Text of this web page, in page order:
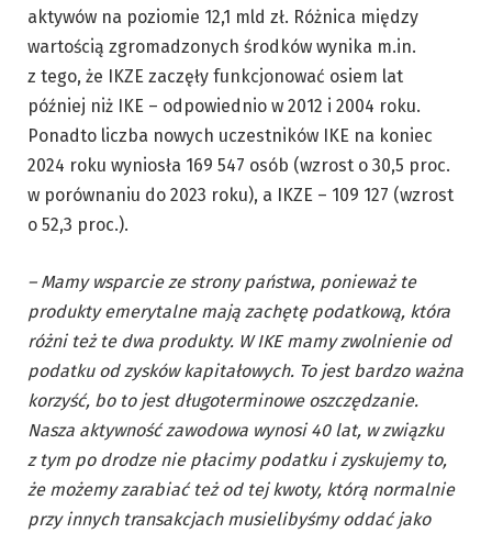
aktywów na poziomie 12,1 mld zł. Różnica między
wartością zgromadzonych środków wynika m.in.
z tego, że IKZE zaczęły funkcjonować osiem lat
później niż IKE – odpowiednio w 2012 i 2004 roku.
Ponadto liczba nowych uczestników IKE na koniec
2024 roku wyniosła 169 547 osób (wzrost o 30,5 proc.
w porównaniu do 2023 roku), a IKZE – 109 127 (wzrost
o 52,3 proc.).
– Mamy wsparcie ze strony państwa, ponieważ te
produkty emerytalne mają zachętę podatkową, która
różni też te dwa produkty. W IKE mamy zwolnienie od
podatku od zysków kapitałowych. To jest bardzo ważna
korzyść, bo to jest długoterminowe oszczędzanie.
Nasza aktywność zawodowa wynosi 40 lat, w związku
z tym po drodze nie płacimy podatku i zyskujemy to,
że możemy zarabiać też od tej kwoty, którą normalnie
przy innych transakcjach musielibyśmy oddać jako